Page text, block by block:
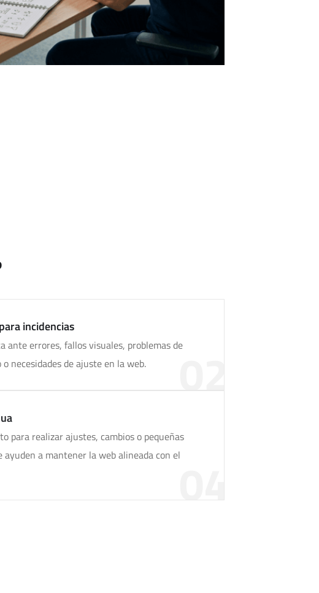
02
incidencias
ante errores, fallos visuales, problemas de
necesidades de ajuste en la web.
04
para realizar ajustes, cambios o pequeñas
ayuden a mantener la web alineada con el